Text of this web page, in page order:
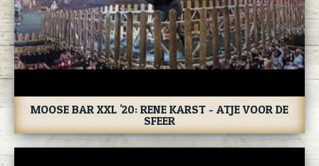
MOOSE BAR XXL '20: RENE KARST - ATJE VOOR DE
SFEER